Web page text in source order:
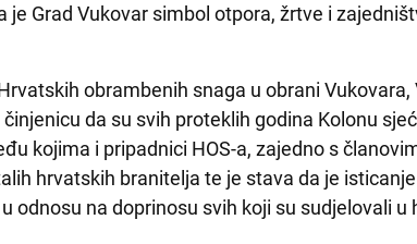
je Grad Vukovar simbol otpora, žrtve i
obrambenih snaga u obrani Vukovara,
da su svih proteklih godina Kolonu
kojima i pripadnici HOS-a, zajedno s
hrvatskih branitelja te je stava da je
odnosu na doprinosu svih koji su sudjelovali u